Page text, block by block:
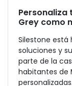
Personaliza
Grey como
Silestone está
soluciones y
parte de la
habitantes de